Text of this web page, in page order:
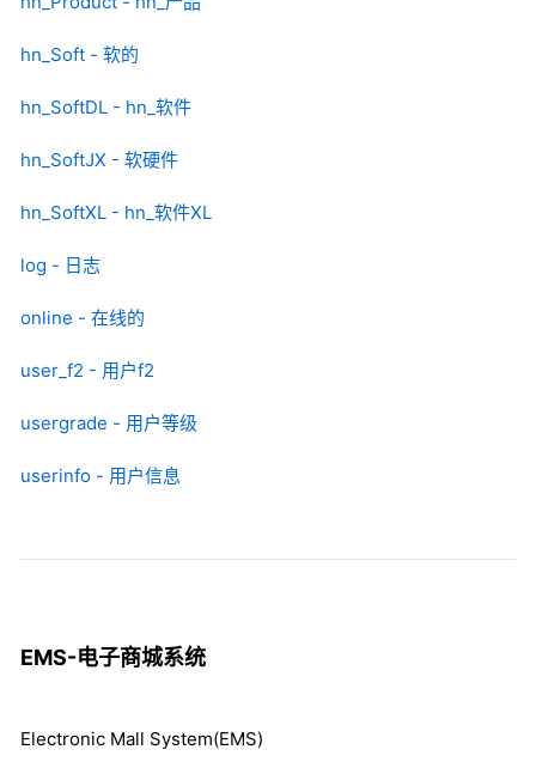
hn_Soft - 软的
hn_SoftDL - hn_软件
hn_SoftJX - 软硬件
hn_SoftXL - hn_软件XL
log - 日志
online - 在线的
user_f2 - 用户f2
usergrade - 用户等级
userinfo - 用户信息
EMS-电子商城系统
Electronic Mall System(EMS)